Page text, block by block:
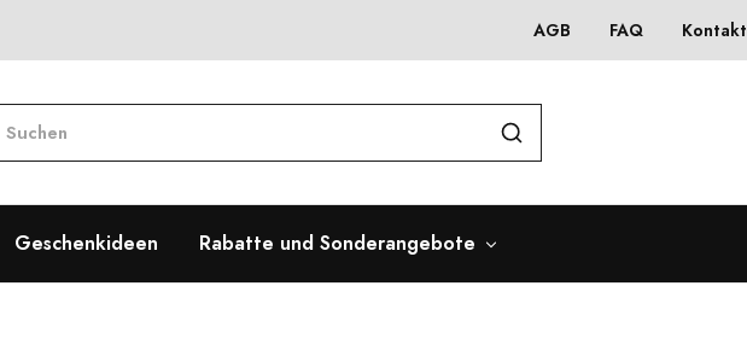
AGB FAQ Kontakt
Geschenkideen Rabatte und Sonderangebote